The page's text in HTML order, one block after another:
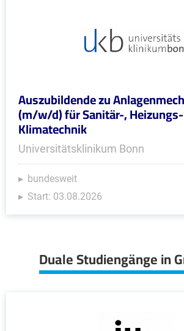
Auszubildende zu
(m/w/d) für Sanitär-,
Klimatechnik
Universitätsklinikum Bonn
bundesweit
Start: 03.08.2026
Duale Studiengänge in